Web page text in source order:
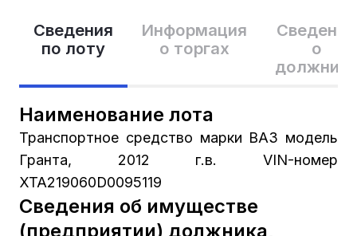
Сведения
по лоту
Информация
о торгах
Сведения
о
Наименование лота
Транспортное средство марки ВАЗ модель
Гранта, 2012 г.в. VIN-номер
XTA219060D0095119
Сведения об имуществе
(предприятии) должника,